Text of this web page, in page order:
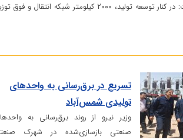
سال اخیر خبر داد و گفت: در کنار توسعه تولید، ۲۰۰۰ کیلومتر شبکه انتقال و فوق توزیع
تسریع در برق‌رسانی به واحدهای
تولیدی شمس‌آباد
وزیر نیرو از روند برق‌رسانی به واحد‌های
صنعتی بازسازی‌شده در شهرک صنعتی